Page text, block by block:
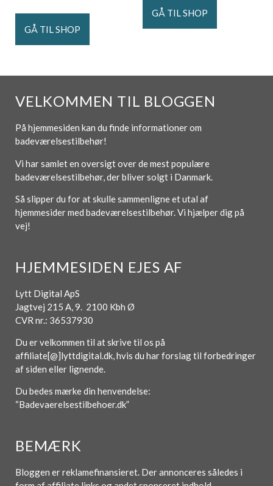
GÅ TIL SHOP
GÅ TIL SHOP
VELKOMMEN TIL BLOGGEN
På hjemmesiden kan du finde informationer om
badeværelsestilbehør!
Vi har samlet en oversigt over de mest populære
badeværelsestilbehør, der bliver solgt i Danmark.
Så slipper du for at skulle sammenligne et utal af
hjemmesider med badeværelsestilbehør. Vi hjælper dig på
vej!
HJEMMESIDEN EJES AF
Lytt Digital ApS
Jagtvej 215 A, 9. 2100 Kbh Ø
CVR nr.: 36537930
Du er velkommen til at skrive til os på
affiliate[@]lyttdigital.dk, hvis du har forslag til forbedringer
af siden eller lignende.
Du bedes mærke din henvendelse:
“Badevaerelsestilbehoer.dk”
BEMÆRK
Bloggen er reklamefinansieret. Der annonceres således i